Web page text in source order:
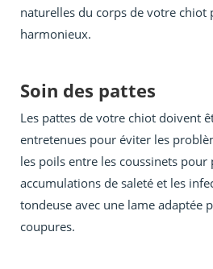
naturelles du corps de votre chiot
harmonieux.
Soin des pattes
Les pattes de votre chiot doivent
entretenues pour éviter les
les poils entre les coussinets pour
accumulations de saleté et les
tondeuse avec une lame adaptée
coupures.